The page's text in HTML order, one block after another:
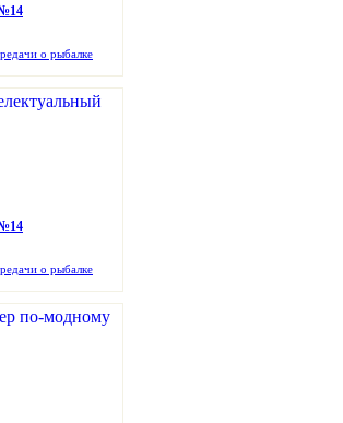
о рыбалке
о рыбалке